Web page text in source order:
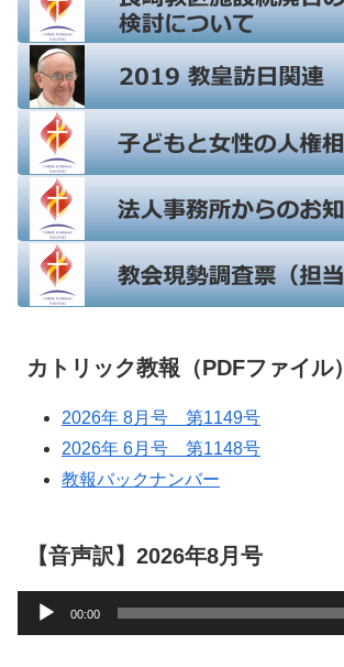
カトリック教報（PDFファイル）
2026年 8月号 第1149号
2026年 6月号 第1148号
教報バックナンバー
【音声訳】2026年8月号
声
00:00